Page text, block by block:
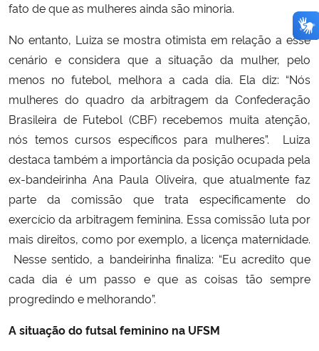
fato de que as mulheres ainda são minoria.
No entanto, Luiza se mostra otimista em relação a esse
cenário e considera que a situação da mulher, pelo
menos no futebol, melhora a cada dia. Ela diz: “Nós
mulheres do quadro da arbitragem da Confederação
Brasileira de Futebol (CBF) recebemos muita atenção,
nós temos cursos específicos para mulheres”. Luiza
destaca também a importância da posição ocupada pela
ex-bandeirinha Ana Paula Oliveira, que atualmente faz
parte da comissão que trata especificamente do
exercício da arbitragem feminina. Essa comissão luta por
mais direitos, como por exemplo, a licença maternidade.
Nesse sentido, a bandeirinha finaliza: “Eu acredito que
cada dia é um passo e que as coisas tão sempre
progredindo e melhorando”.
A situação do futsal feminino na UFSM